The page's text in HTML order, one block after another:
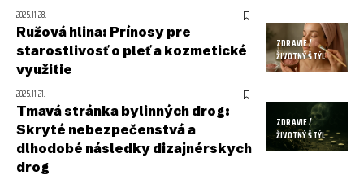
2025.11.28.
ZDRAVIE /
ŽIVOTNÝ ŠTÝL
Ružová hlina: Prínosy pre
starostlivosť o pleť a kozmetické
využitie
2025.11.21.
ZDRAVIE /
ŽIVOTNÝ ŠTÝL
Tmavá stránka bylinných drog:
Skryté nebezpečenstvá a
dlhodobé následky dizajnérskych
drog